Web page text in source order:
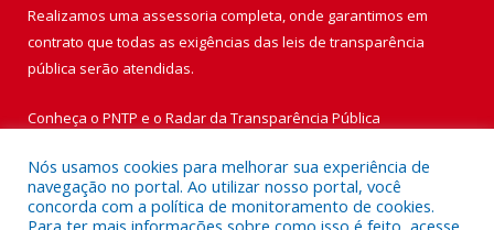
Realizamos uma assessoria completa, onde garantimos em
contrato que todas as exigências das leis de transparência
pública serão atendidas.
Conheça o PNTP e o Radar da Transparência Pública
Nós usamos cookies para melhorar sua experiência de
navegação no portal. Ao utilizar nosso portal, você
concorda com a política de monitoramento de cookies.
Para ter mais informações sobre como isso é feito, acesse